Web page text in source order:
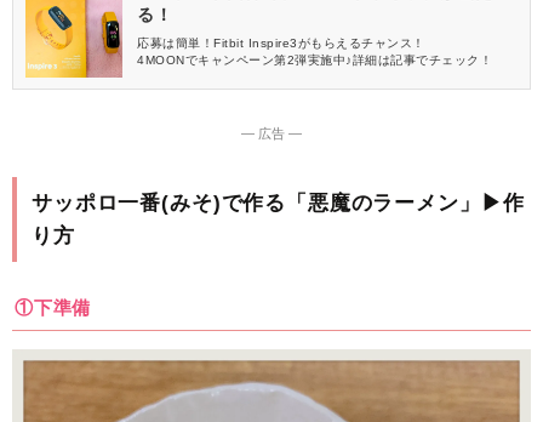
る！
応募は簡単！Fitbit Inspire3がもらえるチャンス！
4MOONでキャンペーン第2弾実施中♪詳細は記事でチェック！
― 広告 ―
サッポロ一番(みそ)で作る「悪魔のラーメン」▶作
り方
①下準備